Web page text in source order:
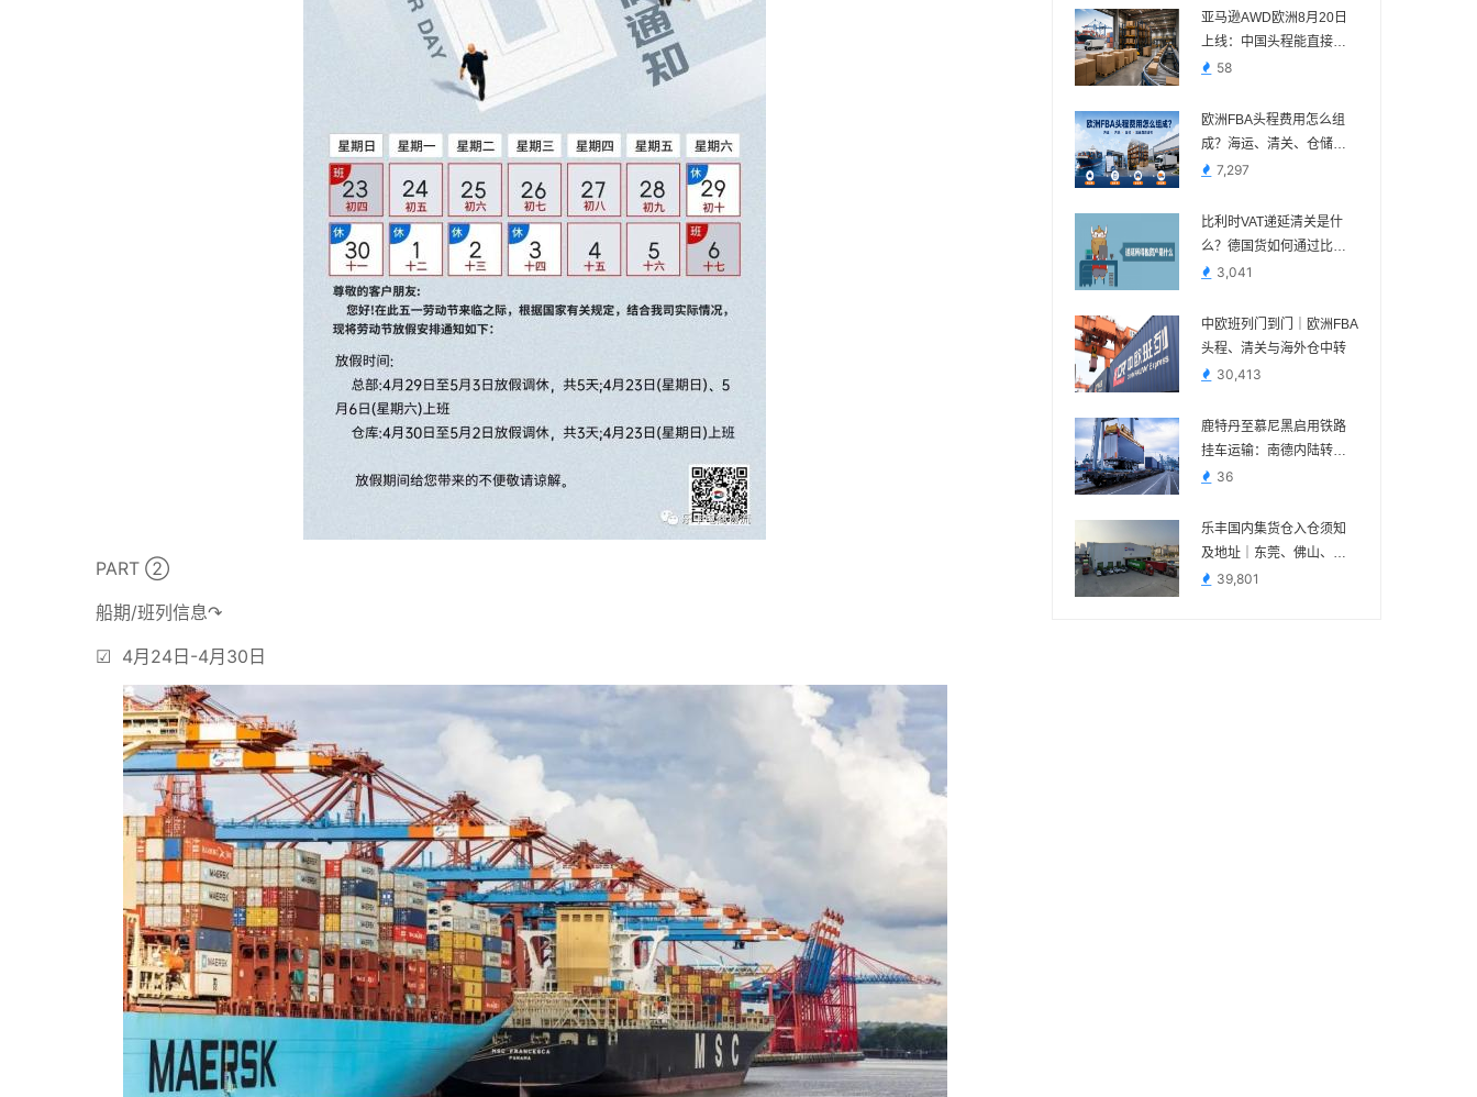
PART ➁
船期/班列信息↷
☑ 4月24日-4月30日
亚马逊AWD欧洲8月20日
上线：中国头程能直接送
吗？
58
欧洲FBA头程费用怎么组
成？海运、清关、仓储与
派送费用说明
7,297
比利时VAT递延清关是什
么？德国货如何通过比利
时进口？
3,041
中欧班列门到门｜欧洲FBA
头程、清关与海外仓中转
30,413
鹿特丹至慕尼黑启用铁路
挂车运输：南德内陆转运
多一种组合方案
36
乐丰国内集货仓入仓须知
及地址｜东莞、佛山、义
乌、苏州、宁波
39,801